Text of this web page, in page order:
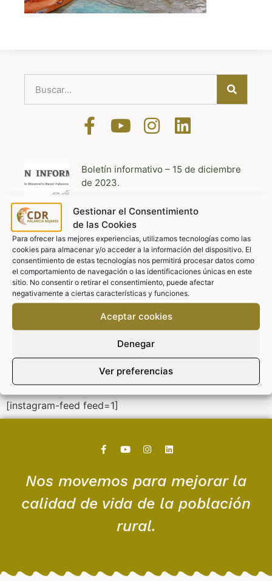
Gestionar el Consentimiento
de las Cookies
Para ofrecer las mejores experiencias, utilizamos tecnologías como las
cookies para almacenar y/o acceder a la información del dispositivo. El
consentimiento de estas tecnologías nos permitirá procesar datos como
el comportamiento de navegación o las identificaciones únicas en este
sitio. No consentir o retirar el consentimiento, puede afectar
negativamente a ciertas características y funciones.
Aceptar cookies
Denegar
Ver preferencias
Boletín informativo – 15 de diciembre
de 2023.
Aquí hay trabajo
Leer más »
Mesa redonda: La ruralidad y los
nuevos pobladores en los pueblos de
la Comunidad Valenciana.
[instagram-feed feed=1]
Nos movemos para mejorar la
calidad de vida de la población
rural.